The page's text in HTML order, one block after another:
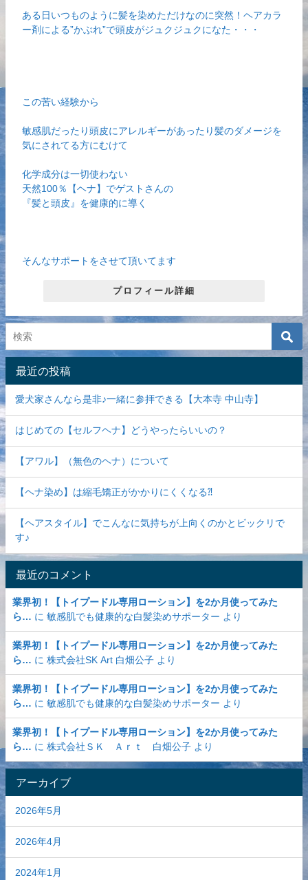
ある日いつものように髪を染めただけなのに突然！ヘアカラ
ー剤による”かぶれ”で頭皮がジュクジュクになた・・・
この苦い経験から
敏感肌だったり頭皮にアレルギーがあったり髪のダメージを
気にされてる方にむけて
化学成分は一切使わない
天然100％【ヘナ】でゲストさんの
『髪と頭皮』を健康的に導く
そんなサポートをさせて頂いてます
プロフィール詳細
最近の投稿
愛犬家さんなら是非♪一緒に参拝できる【大本寺 中山寺】
はじめての【セルフヘナ】どうやったらいいの？
【アワル】（無色のヘナ）について
【ヘナ染め】は縮毛矯正がかかりにくくなる⁈
【ヘアスタイル】でこんなに気持ちが上向くのかとビックリで
す♪
最近のコメント
業界初！【トイプードル専用ローション】を2か月使ってみた
ら… に 敏感肌でも健康的な白髪染めサポーター より
業界初！【トイプードル専用ローション】を2か月使ってみた
ら… に 株式会社SK Art 白畑公子 より
業界初！【トイプードル専用ローション】を2か月使ってみた
ら… に 敏感肌でも健康的な白髪染めサポーター より
業界初！【トイプードル専用ローション】を2か月使ってみた
ら… に 株式会社ＳＫ Ａｒｔ 白畑公子 より
アーカイブ
2026年5月
2026年4月
2024年1月